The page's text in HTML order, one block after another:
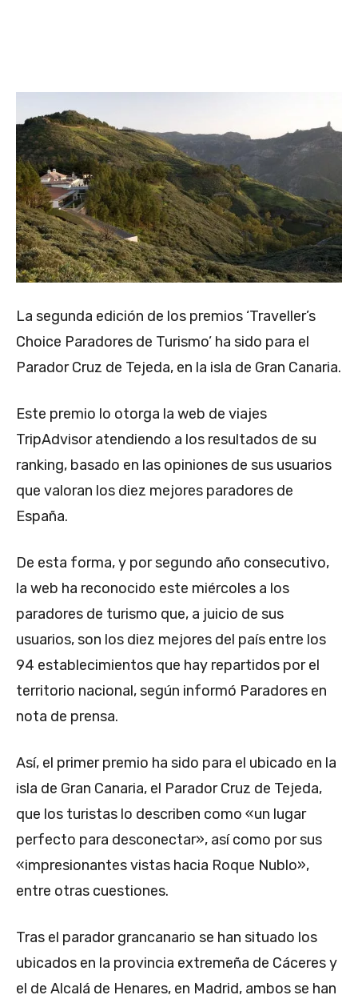
La segunda edición de los premios ‘Traveller’s
Choice Paradores de Turismo’ ha sido para el
Parador Cruz de Tejeda, en la isla de Gran Canaria.
Este premio lo otorga la web de viajes
TripAdvisor atendiendo a los resultados de su
ranking, basado en las opiniones de sus usuarios
que valoran los diez mejores paradores de
España.
De esta forma, y por segundo año consecutivo,
la web ha reconocido este miércoles a los
paradores de turismo que, a juicio de sus
usuarios, son los diez mejores del país entre los
94 establecimientos que hay repartidos por el
territorio nacional, según informó Paradores en
nota de prensa.
Así, el primer premio ha sido para el ubicado en la
isla de Gran Canaria, el Parador Cruz de Tejeda,
que los turistas lo describen como «un lugar
perfecto para desconectar», así como por sus
«impresionantes vistas hacia Roque Nublo»,
entre otras cuestiones.
Tras el parador grancanario se han situado los
ubicados en la provincia extremeña de Cáceres y
el de Alcalá de Henares, en Madrid, ambos se han